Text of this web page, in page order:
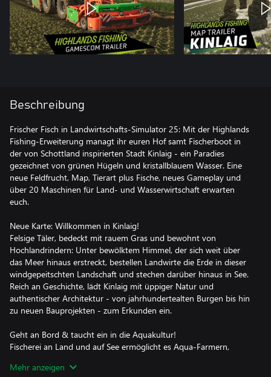
Beschreibung
Frischer Fisch in Landwirtschafts-Simulator 25: Mit der Highlands
Fishing-Erweiterung managt ihr euren Hof samt Fischerboot in
der von Schottland inspirierten Stadt Kinlaig - ein Paradies
gezeichnet von grünen Hügeln und kristallblauem Wasser. Eine
neue Feldfrucht, Map, Tierart plus Fische, neues Gameplay und
über 20 Maschinen für Land- und Wasserwirtschaft erwarten
euch.
Neue Karte: Willkommen in Kinlaig!
Felsige Täler, bedeckt mit rauem Gras und bewohnt von
Hochlandrindern: Unter bewölktem Himmel, der sich weit über
das Meer hinaus erstreckt, bestellen Landwirte die Erde in dieser
windgepeitschten Landschaft und stechen darüber hinaus in See.
Reich an Geschichte, lädt Kinlaig mit üppiger Natur und
authentischer Architektur - von jahrhundertealten Burgen bis hin
zu neuen Bauprojekten - zum Erkunden ein.
Geht an Bord & taucht ein in die Aquakultur!
Fischerei an Land und auf See ermöglicht es Aqua-Farmern,
eine neue Methode zur Ressourcengewinnung sowie eine
Mehr anzeigen